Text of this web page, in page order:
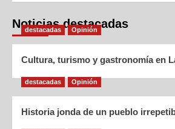
Noticias destacadas
destacadas Opinión
Cultura, turismo y gastronomía en
destacadas Opinión
Historia jonda de un pueblo